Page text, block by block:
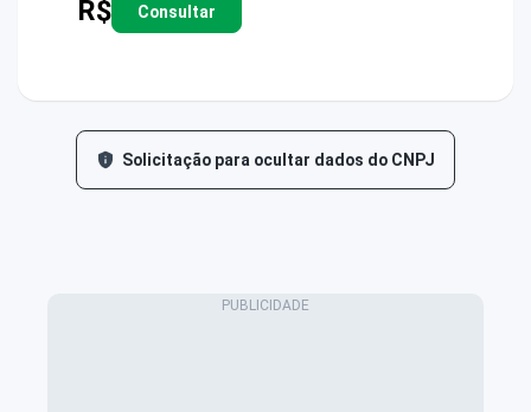
R$ Consultar
Solicitação para ocultar dados do CNPJ